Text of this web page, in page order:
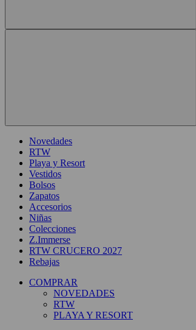
Novedades
RTW
Playa y Resort
Vestidos
Bolsos
Zapatos
Accesorios
Niñas
Colecciones
Z.Immerse
RTW CRUCERO 2027
Rebajas
COMPRAR
NOVEDADES
RTW
PLAYA Y RESORT